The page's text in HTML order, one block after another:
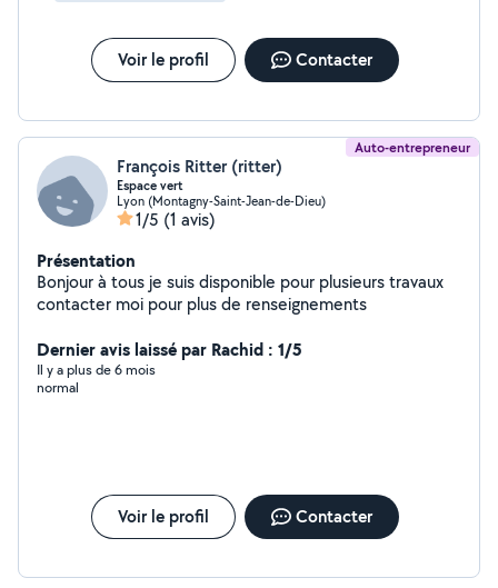
Voir le profil Contacter
Auto-entrepreneur
François Ritter (ritter)
Espace vert
Lyon (Montagny-Saint-Jean-de-Dieu)
1/5 (1 avis)
Présentation
Bonjour à tous je suis disponible pour plusieurs travaux
contacter moi pour plus de renseignements
Dernier avis laissé par Rachid : 1/5
Il y a plus de 6 mois
normal
Voir le profil Contacter